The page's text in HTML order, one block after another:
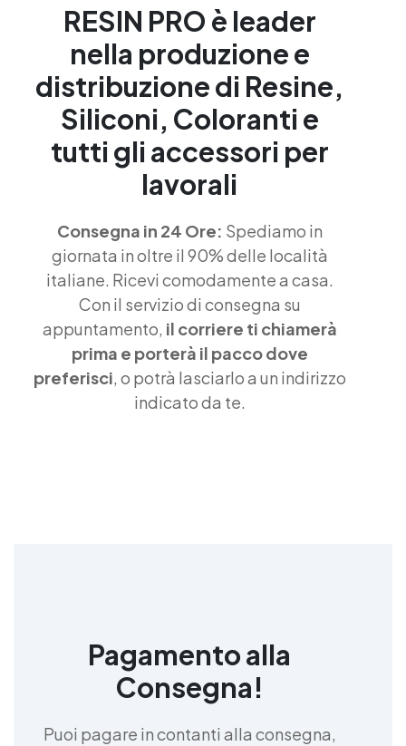
RESIN PRO è leader
nella produzione e
distribuzione di Resine,
Siliconi, Coloranti e
tutti gli accessori per
lavorali
Consegna in 24 Ore: Spediamo in
giornata in oltre il 90% delle località
italiane. Ricevi comodamente a casa.
Con il servizio di consegna su
appuntamento, il corriere ti chiamerà
prima e porterà il pacco dove
preferisci, o potrà lasciarlo a un indirizzo
indicato da te.
Pagamento alla
Consegna!
Puoi pagare in contanti alla consegna,